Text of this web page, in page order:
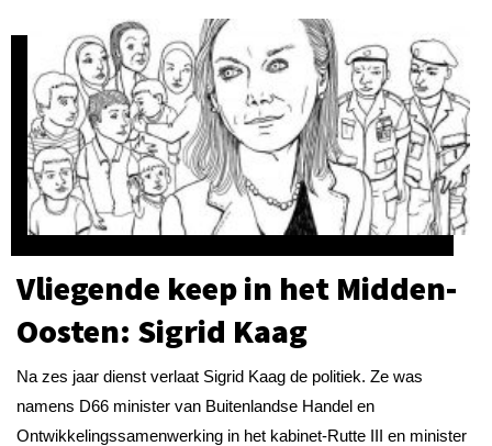
Vliegende keep in het Midden-
Oosten: Sigrid Kaag
Na zes jaar dienst verlaat Sigrid Kaag de politiek. Ze was
namens D66 minister van Buitenlandse Handel en
Ontwikkelingssamenwerking in het kabinet-Rutte III en minister